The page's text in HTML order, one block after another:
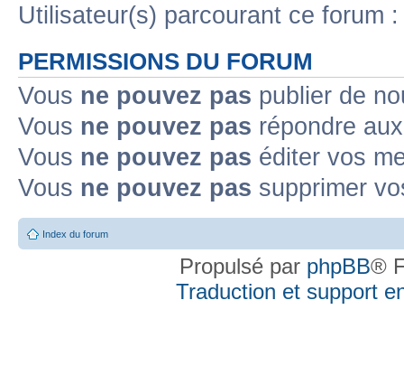
Utilisateur(s) parcourant ce forum
PERMISSIONS DU FORUM
Vous ne pouvez pas publier de
Vous ne pouvez pas répondre
Vous ne pouvez pas éditer vos
Vous ne pouvez pas supprimer
Index du forum
Propulsé par phpBB®
Traduction et support